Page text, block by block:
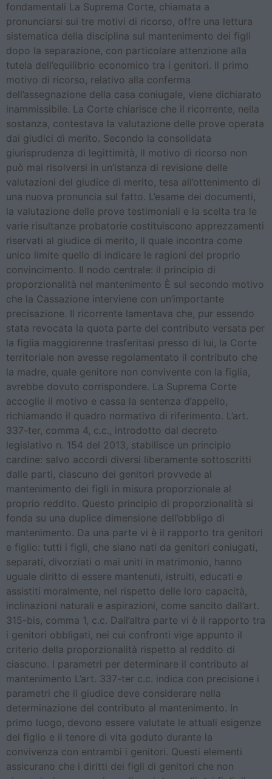
fondamentali La Suprema Corte, chiamata a
pronunciarsi sui tre motivi di ricorso, offre una lettura
sistematica della disciplina sul mantenimento dei figli
dopo la separazione, con particolare attenzione alla
tutela dell’equilibrio economico tra i genitori. Il primo
motivo di ricorso, relativo alla conferma
dell’assegnazione della casa coniugale, viene dichiarato
inammissibile. La Corte chiarisce che il ricorrente, nella
sostanza, contestava la valutazione delle prove operata
dai giudici di merito. Secondo la consolidata
giurisprudenza di legittimità, il motivo di ricorso non
può mai risolversi in un’istanza di revisione delle
valutazioni del giudice di merito, tesa all’ottenimento di
una nuova pronuncia sul fatto. L’esame dei documenti,
la valutazione delle prove testimoniali e la scelta tra le
varie risultanze probatorie costituiscono apprezzamenti
riservati al giudice di merito, il quale incontra come
unico limite quello di indicare le ragioni del proprio
convincimento. Il nodo centrale: il principio di
proporzionalità nel mantenimento È sul secondo motivo
che la Cassazione interviene con un’importante
precisazione. Il ricorrente lamentava che, pur essendo
stata revocata la quota parte del contributo versata per
la figlia maggiorenne trasferitasi presso di lui, la Corte
territoriale non avesse regolamentato il contributo che
la madre, quale genitore non convivente con la figlia,
avrebbe dovuto corrispondere. La Suprema Corte
accoglie il motivo e cassa la sentenza d’appello,
richiamando il quadro normativo di riferimento. L’art.
337-ter, comma 4, c.c., introdotto dal decreto
legislativo n. 154 del 2013, stabilisce un principio
cardine: salvo accordi diversi liberamente sottoscritti
dalle parti, ciascuno dei genitori provvede al
mantenimento dei figli in misura proporzionale al
proprio reddito. Questo principio di proporzionalità si
fonda su una duplice dimensione dell’obbligo di
mantenimento. Da una parte vi è il rapporto tra genitori
e figlio: tutti i figli, che siano nati da genitori coniugati,
separati, divorziati o mai uniti in matrimonio, hanno
uguale diritto di essere mantenuti, istruiti, educati e
assistiti moralmente, nel rispetto delle loro capacità,
inclinazioni naturali e aspirazioni, come sancito dall’art.
315-bis, comma 1, c.c. Dall’altra parte vi è il rapporto tra
i genitori obbligati, nei cui confronti vige appunto il
criterio della proporzionalità rispetto al reddito di
ciascuno. I parametri per determinare il contributo al
mantenimento L’art. 337-ter c.c. indica con precisione i
parametri che il giudice deve considerare nella
determinazione del contributo al mantenimento. In
primo luogo, devono essere valutate le attuali esigenze
del figlio e il tenore di vita goduto durante la
convivenza con entrambi i genitori. Questi elementi
assicurano che i diritti dei figli di genitori che non